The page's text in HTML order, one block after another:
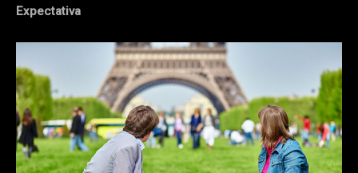
Expectativa